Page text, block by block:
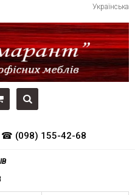
Українська
☎ (098) 155-42-68